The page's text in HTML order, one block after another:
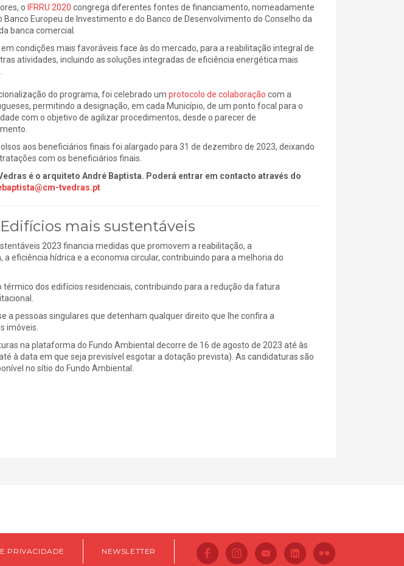
o IFRRU 2020 congrega diferentes fontes de financiamento, nomeadamente
Europeu de Investimento e do Banco de Desenvolvimento do Conselho da
banca comercial.
condições mais favoráveis face às do mercado, para a reabilitação integral de
atividades, incluindo as soluções integradas de eficiência energética mais
do programa, foi celebrado um protocolo de colaboração com a
permitindo a designação, em cada Município, de um ponto focal para o
com o objetivo de agilizar procedimentos, desde o parecer de
aos beneficiários finais foi alargado para 31 de dezembro de 2023, deixando
com os beneficiários finais.
é o arquiteto André Baptista. Poderá entrar em contacto através do
tvedras.pt
mais sustentáveis
2023 financia medidas que promovem a reabilitação, a
eficiência hídrica e a economia circular, contribuindo para a melhoria do
dos edifícios residenciais, contribuindo para a redução da fatura
a pessoas singulares que detenham qualquer direito que lhe confira a
imóveis.
na plataforma do Fundo Ambiental decorre de 16 de agosto de 2023 até às
à data em que seja previsível esgotar a dotação prevista). As candidaturas são
no sítio do Fundo Ambiental.
PRIVACIDADE NEWSLETTER